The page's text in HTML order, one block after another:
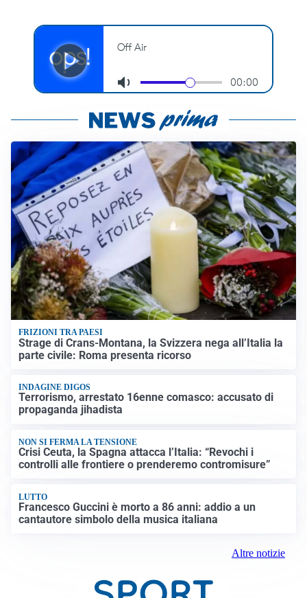
FRIZIONI TRA PAESI
Strage di Crans-Montana, la Svizzera nega all’Italia la
parte civile: Roma presenta ricorso
INDAGINE DIGOS
Terrorismo, arrestato 16enne comasco: accusato di
propaganda jihadista
NON SI FERMA LA TENSIONE
Crisi Ceuta, la Spagna attacca l’Italia: “Revochi i
controlli alle frontiere o prenderemo contromisure”
LUTTO
Francesco Guccini è morto a 86 anni: addio a un
cantautore simbolo della musica italiana
Altre notizie